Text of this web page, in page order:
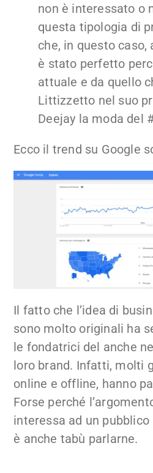
non è interessato o
questa tipologia di
che, in questo
è stato perfetto
attuale e da quello
Littizzetto nel suo
Deejay la moda del
Ecco il trend su Google
Il fatto che l’idea di
sono molto originali ha
le fondatrici del anche
loro brand. Infatti, molti
online e offline, hanno
Forse perché
interessa ad un
è anche tabù parlarne.